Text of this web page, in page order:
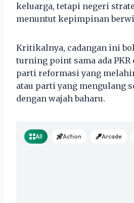
keluarga, tetapi negeri
menuntut kepimpinan
Kritikalnya, cadangan ini
turning point sama ada PKR
parti reformasi yang
atau parti yang mengulang
dengan wajah baharu.